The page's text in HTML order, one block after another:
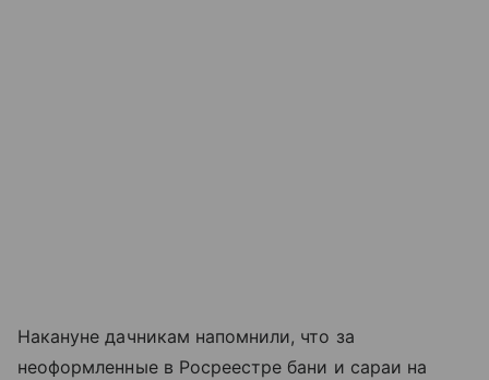
Накануне дачникам напомнили, что за
неоформленные в Росреестре бани и сараи на